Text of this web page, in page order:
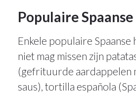
Populaire
Enkele populaire Spaanse
niet mag missen zijn
(gefrituurde aardappelen
saus), tortilla española